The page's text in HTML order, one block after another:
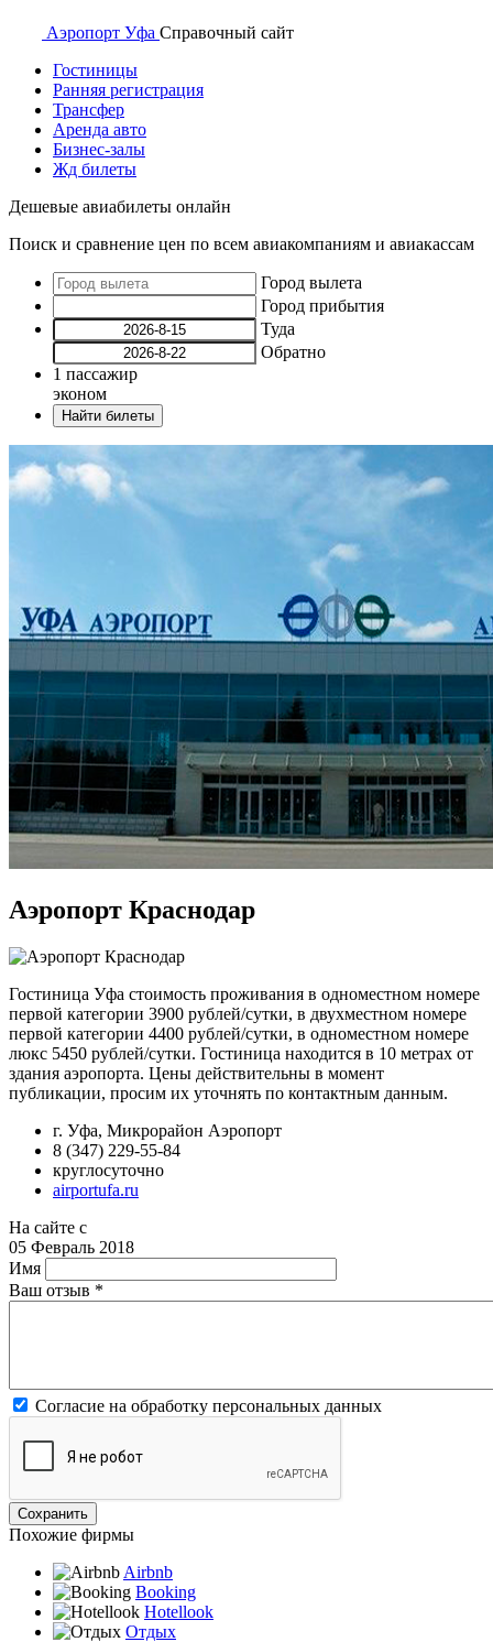
Аэропорт Уфа Справочный сайт
Гостиницы
Ранняя регистрация
Трансфер
Аренда авто
Бизнес-залы
Жд билеты
Дешевые авиабилеты онлайн
Поиск и сравнение цен по всем авиакомпаниям и авиакассам
Город вылета
Город прибытия
Туда
Обратно
1 пассажир
эконом
Найти билеты
Аэропорт Краснодар
Гостиница Уфа стоимость проживания в одноместном номере
первой категории 3900 рублей/сутки, в двухместном номере
первой категории 4400 рублей/сутки, в одноместном номере
люкс 5450 рублей/сутки. Гостиница находится в 10 метрах от
здания аэропорта. Цены действительны в момент
публикации, просим их уточнять по контактным данным.
г. Уфа, Микрорайон Аэропорт
8 (347) 229-55-84
круглосуточно
airportufa.ru
На сайте с
05 Февраль 2018
Имя
Ваш отзыв *
Согласие на обработку персональных данных
Похожие фирмы
Airbnb
Booking
Hotellook
Отдых